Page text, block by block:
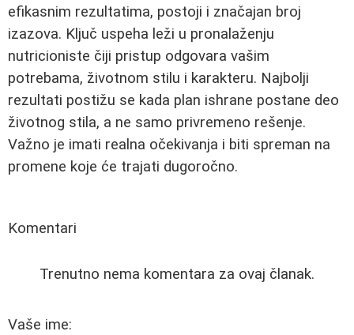
efikasnim rezultatima, postoji i značajan broj
izazova. Ključ uspeha leži u pronalaženju
nutricioniste čiji pristup odgovara vašim
potrebama, životnom stilu i karakteru. Najbolji
rezultati postižu se kada plan ishrane postane deo
životnog stila, a ne samo privremeno rešenje.
Važno je imati realna očekivanja i biti spreman na
promene koje će trajati dugoročno.
Komentari
Trenutno nema komentara za ovaj članak.
Vaše ime: